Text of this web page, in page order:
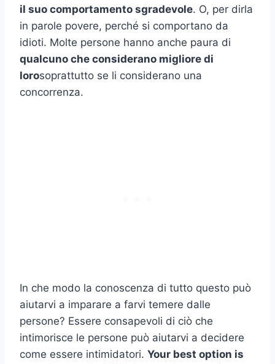
il suo comportamento sgradevole. O, per dirla
in parole povere, perché si comportano da
idioti. Molte persone hanno anche paura di
qualcuno che considerano migliore di
lorosoprattutto se li considerano una
concorrenza.
In che modo la conoscenza di tutto questo può
aiutarvi a imparare a farvi temere dalle
persone? Essere consapevoli di ciò che
intimorisce le persone può aiutarvi a decidere
come essere intimidatori. Your best option is